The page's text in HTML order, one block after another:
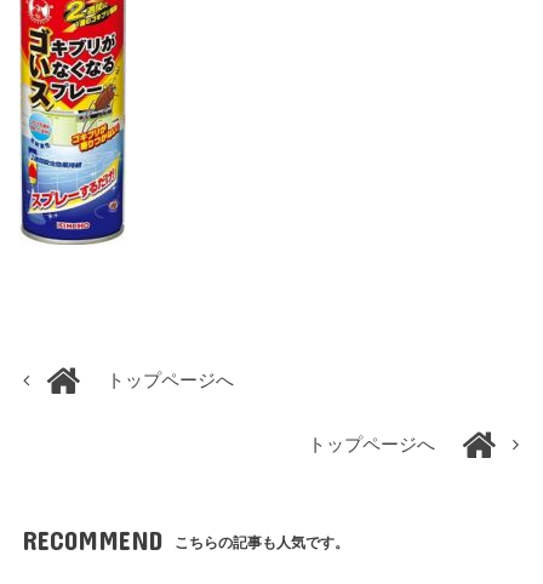
トップページへ
トップページへ
RECOMMEND こちらの記事も人気です。